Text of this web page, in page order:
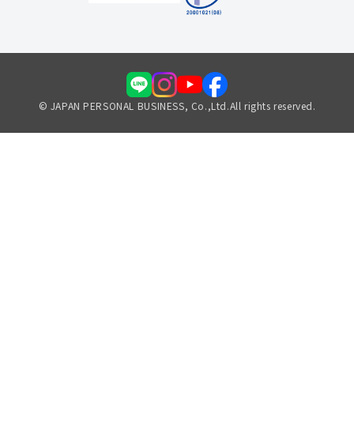
© JAPAN PERSONAL BUSINESS, Co.,Ltd.All rights reserved.